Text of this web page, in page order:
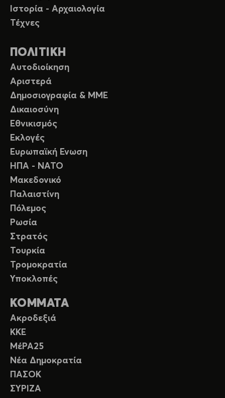
Ιστορία - Αρχαιολογία
Τέχνες
ΠΟΛΙΤΙΚΗ
Αυτοδιοίκηση
Αριστερά
Δημοσιογραφία & ΜΜΕ
Δικαιοσύνη
Εθνικισμός
Εκλογές
Ευρωπαϊκή Ενωση
ΗΠΑ - ΝΑΤΟ
Μακεδονικό
Παλαιστίνη
Πόλεμος
Ρωσία
Στρατός
Τουρκία
Τρομοκρατία
Υποκλοπές
ΚΟΜΜΑΤΑ
Ακροδεξιά
ΚΚΕ
ΜέΡΑ25
Νέα Δημοκρατία
ΠΑΣΟΚ
ΣΥΡΙΖΑ